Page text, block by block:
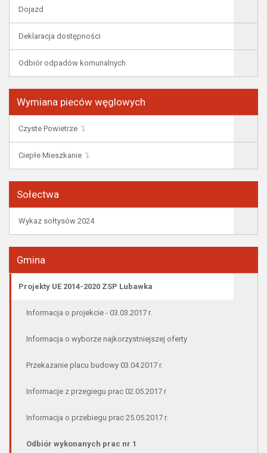
Dojazd
Deklaracja dostępności
Odbiór odpadów komunalnych
Wymiana pieców węglowych
Czyste Powietrze
Ciepłe Mieszkanie
Sołectwa
Wykaz sołtysów 2024
Gmina
Projekty UE 2014-2020 ZSP Lubawka
Informacja o projekcie - 03.03.2017 r.
Informacja o wyborze najkorzystniejszej oferty
Przekazanie placu budowy 03.04.2017 r.
Informacje z przegiegu prac 02.05.2017 r
Informacja o przebiegu prac 25.05.2017 r.
Odbiór wykonanych prac nr 1